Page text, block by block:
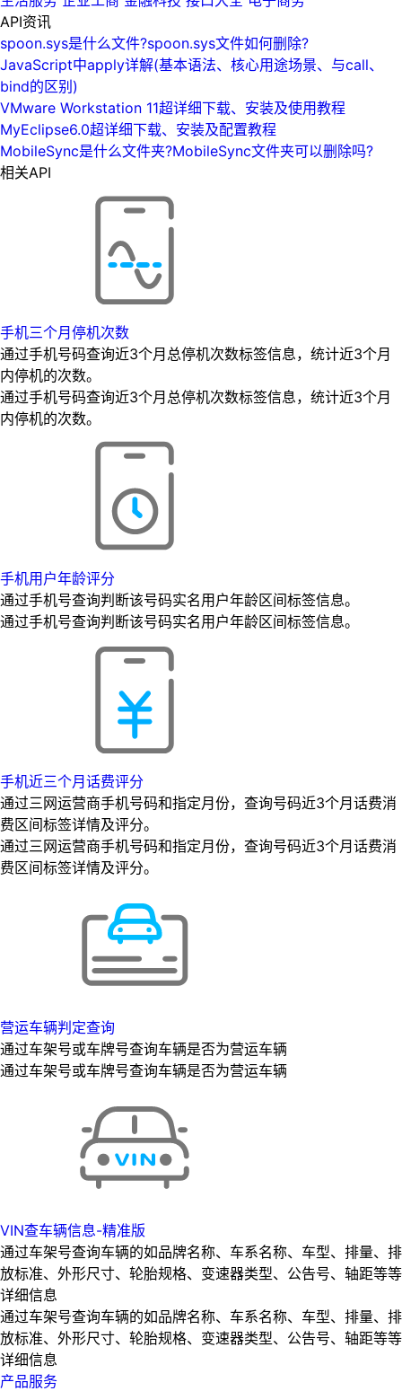
API资讯
spoon.sys是什么文件?spoon.sys文件如何删除?
JavaScript中apply详解(基本语法、核心用途场景、与call、
bind的区别)
VMware Workstation 11超详细下载、安装及使用教程
MyEclipse6.0超详细下载、安装及配置教程
MobileSync是什么文件夹?MobileSync文件夹可以删除吗?
相关API
手机三个月停机次数
通过手机号码查询近3个月总停机次数标签信息，统计近3个月
内停机的次数。
通过手机号码查询近3个月总停机次数标签信息，统计近3个月
内停机的次数。
手机用户年龄评分
通过手机号查询判断该号码实名用户年龄区间标签信息。
通过手机号查询判断该号码实名用户年龄区间标签信息。
手机近三个月话费评分
通过三网运营商手机号码和指定月份，查询号码近3个月话费消
费区间标签详情及评分。
通过三网运营商手机号码和指定月份，查询号码近3个月话费消
费区间标签详情及评分。
营运车辆判定查询
通过车架号或车牌号查询车辆是否为营运车辆
通过车架号或车牌号查询车辆是否为营运车辆
VIN查车辆信息-精准版
通过车架号查询车辆的如品牌名称、车系名称、车型、排量、排
放标准、外形尺寸、轮胎规格、变速器类型、公告号、轴距等等
详细信息
通过车架号查询车辆的如品牌名称、车系名称、车型、排量、排
放标准、外形尺寸、轮胎规格、变速器类型、公告号、轴距等等
详细信息
产品服务